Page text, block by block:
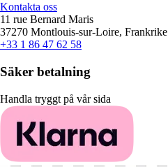
Kontakta oss
11 rue Bernard Maris
37270 Montlouis-sur-Loire, Frankrike
+33 1 86 47 62 58
Säker betalning
Handla tryggt på vår sida